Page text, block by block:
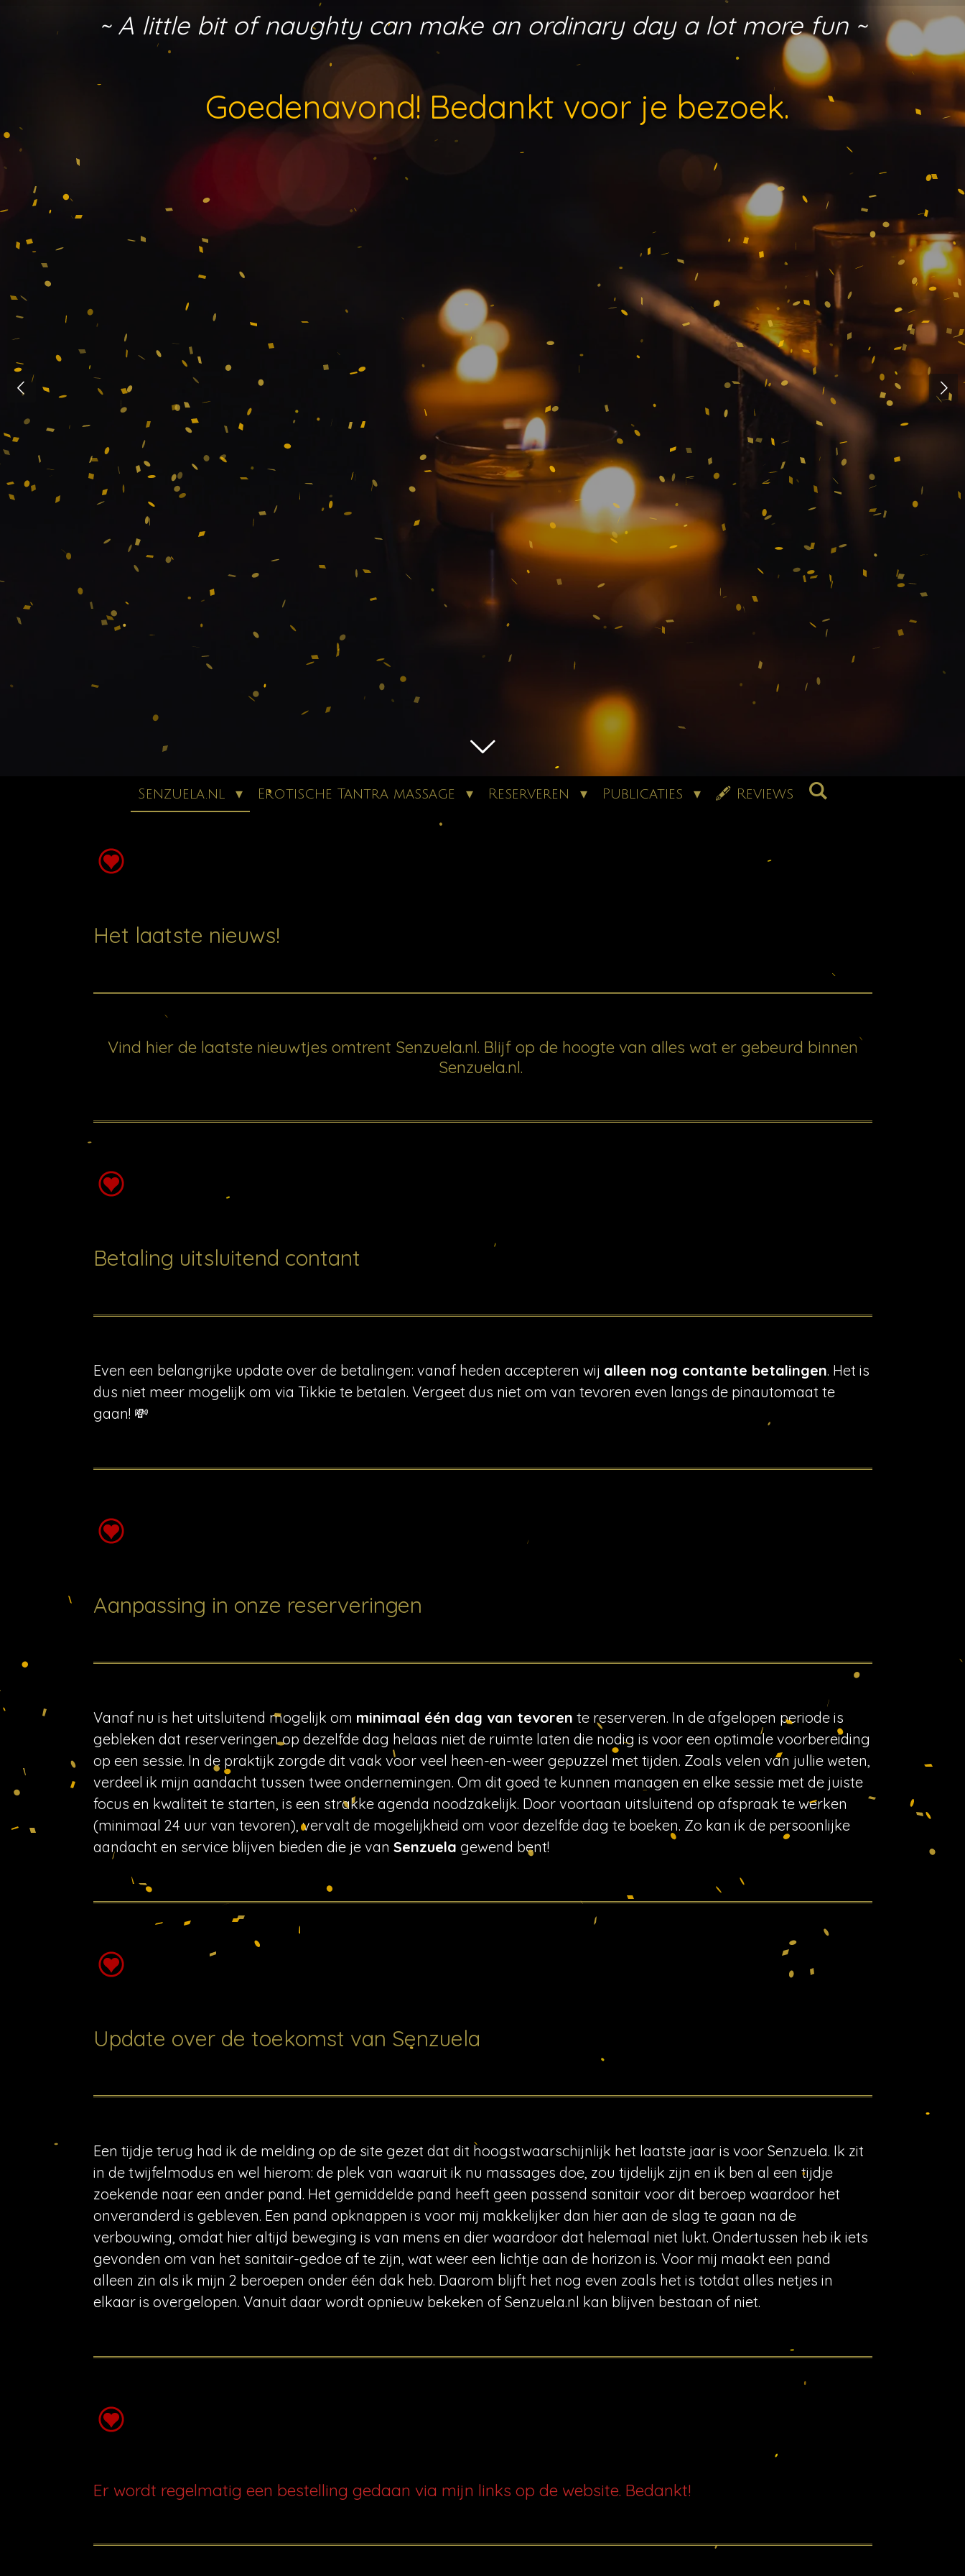
~ A little bit of naughty can make an ordinary day a lot more fun ~
Senzuela.nl Erotische Tantra massage Reserveren Publicaties 🖋 Reviews
Het laatste nieuws!
Vind hier de laatste nieuwtjes omtrent Senzuela.nl. Blijf op de hoogte van alles wat er gebeurd binnen
Senzuela.nl.
Betaling uitsluitend contant
Even een belangrijke update over de betalingen: vanaf heden accepteren wij alleen nog contante betalingen. Het is
dus niet meer mogelijk om via Tikkie te betalen. Vergeet dus niet om van tevoren even langs de pinautomaat te
gaan! 💸
Aanpassing in onze reserveringen
Vanaf nu is het uitsluitend mogelijk om minimaal één dag van tevoren te reserveren. In de afgelopen periode is
gebleken dat reserveringen op dezelfde dag helaas niet de ruimte laten die nodig is voor een optimale voorbereiding
op een sessie. In de praktijk zorgde dit vaak voor veel heen-en-weer gepuzzel met tijden. Zoals velen van jullie weten,
verdeel ik mijn aandacht tussen twee ondernemingen. Om dit goed te kunnen managen en elke sessie met de juiste
focus en kwaliteit te starten, is een strakke agenda noodzakelijk. Door voortaan uitsluitend op afspraak te werken
(minimaal 24 uur van tevoren), vervalt de mogelijkheid om voor dezelfde dag te boeken. Zo kan ik de persoonlijke
aandacht en service blijven bieden die je van Senzuela gewend bent!
Update over de toekomst van Senzuela
Een tijdje terug had ik de melding op de site gezet dat dit hoogstwaarschijnlijk het laatste jaar is voor Senzuela. Ik zit
in de twijfelmodus en wel hierom: de plek van waaruit ik nu massages doe, zou tijdelijk zijn en ik ben al een tijdje
zoekende naar een ander pand. Het gemiddelde pand heeft geen passend sanitair voor dit beroep waardoor het
onveranderd is gebleven. Een pand opknappen is voor mij makkelijker dan hier aan de slag te gaan na de
verbouwing, omdat hier altijd beweging is van mens en dier waardoor dat helemaal niet lukt. Ondertussen heb ik iets
gevonden om van het sanitair-gedoe af te zijn, wat weer een lichtje aan de horizon is. Voor mij maakt een pand
alleen zin als ik mijn 2 beroepen onder één dak heb. Daarom blijft het nog even zoals het is totdat alles netjes in
elkaar is overgelopen. Vanuit daar wordt opnieuw bekeken of Senzuela.nl kan blijven bestaan of niet.
Er wordt regelmatig een bestelling gedaan via mijn links op de website. Bedankt!